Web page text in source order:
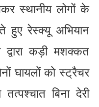
स्थानीय लोगों के
हुए रेस्क्यू अभियान
कड़ी मशक्कत
घायलों को स्ट्रैचर
बिना देरी